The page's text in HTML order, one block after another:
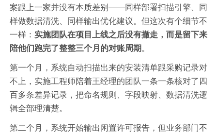
案跟上一家并没有本质差别——同样部署扫描引擎、同
样做数据清洗、同样输出优化建议。但这次有个细节不
一样： 实施团队在项目上线之后没有撤走，而是留下来
陪他们跑完了整整三个月的对账周期。
第一个月，系统自动扫描出来的安装清单跟采购记录对
不上，实施工程师陪着王经理的团队一条一条核对了四
百多条差异记录，把命名规则、字段映射、数据清洗逻
辑全部理清楚。
第二个月，系统开始输出闲置许可报告，但业务部门不